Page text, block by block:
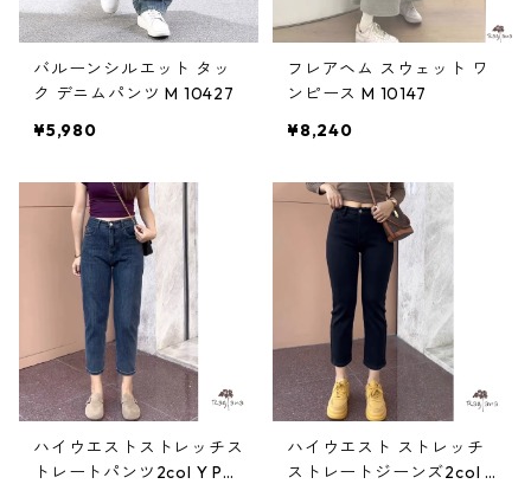
バルーンシルエット タッ
ク デニムパンツ M 10427
¥5,980
フレアヘム スウェット ワ
ンピース M 10147
¥8,240
ハイウエストストレッチス
トレートパンツ2col Y PA1
ハイウエスト ストレッチ
ストレートジーンズ2col Y